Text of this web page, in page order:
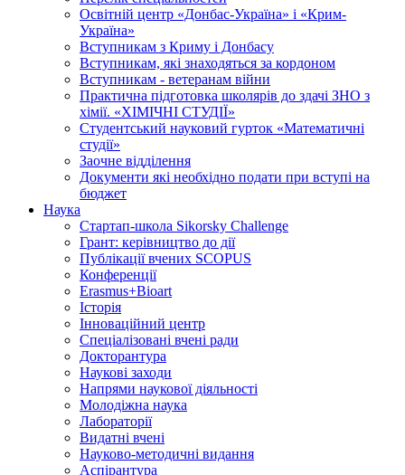
Освітній центр «Донбас-Україна» і «Крим-
Україна»
Вступникам з Криму і Донбасу
Вступникам, які знаходяться за кордоном
Вступникам - ветеранам війни
Практична підготовка школярів до здачі ЗНО з
хімії. «ХІМІЧНІ СТУДІЇ»
Студентський науковий гурток «Математичні
студії»
Заочне відділення
Документи які необхідно подати при вступі на
бюджет
Наука
Стартап-школа Sikorsky Challenge
Грант: керівництво до дії
Публікації вчених SCOPUS
Конференції
Erasmus+Bioart
Історія
Інноваційний центр
Спеціалізовані вчені ради
Докторантура
Наукові заходи
Напрями наукової діяльності
Молодіжна наука
Лабораторії
Видатні вчені
Науково-методичні видання
Аспірантура